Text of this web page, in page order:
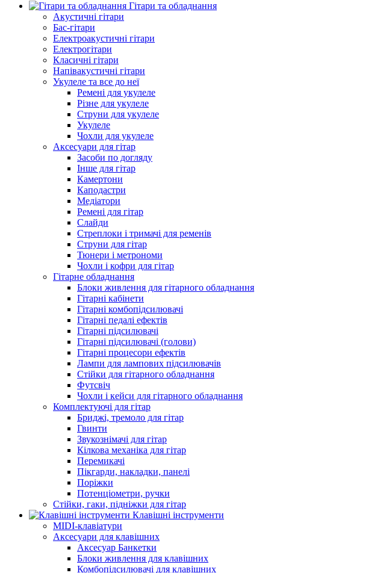
Гітари та обладнання
Акустичні гітари
Бас-гітари
Електроакустичні гітари
Електрогітари
Класичні гітари
Напівакустичні гітари
Укулеле та все до неї
Ремені для укулеле
Різне для укулеле
Струни для укулеле
Укулеле
Чохли для укулеле
Аксесуари для гітар
Засоби по догляду
Інше для гітар
Камертони
Каподастри
Медіатори
Ремені для гітар
Слайди
Стреплоки і тримачі для ременів
Струни для гітар
Тюнери і метрономи
Чохли і кофри для гітар
Гітарне обладнання
Блоки живлення для гітарного обладнання
Гітарні кабінети
Гітарні комбопідсилювачі
Гітарні педалі ефектів
Гітарні підсилювачі
Гітарні підсилювачі (голови)
Гітарні процесори ефектів
Лампи для лампових підсилювачів
Стійки для гітарного обладнання
Футсвіч
Чохли і кейси для гітарного обладнання
Комплектуючі для гітар
Бриджі, тремоло для гітар
Гвинти
Звукознімачі для гітар
Кілкова механіка для гітар
Перемикачі
Пікгарди, накладки, панелі
Поріжки
Потенціометри, ручки
Стійки, гаки, підніжки для гітар
Клавішні інструменти
MIDI-клавіатури
Аксесуари для клавішних
Аксесуар Банкетки
Блоки живлення для клавішних
Комбопідсилювачі для клавішних